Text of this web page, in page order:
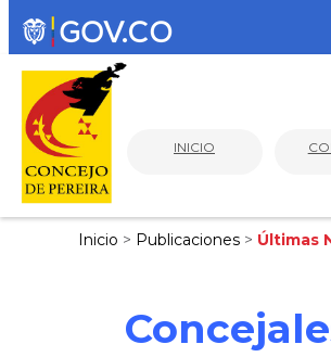
INICIO
Inicio > Publicaciones > Últimas